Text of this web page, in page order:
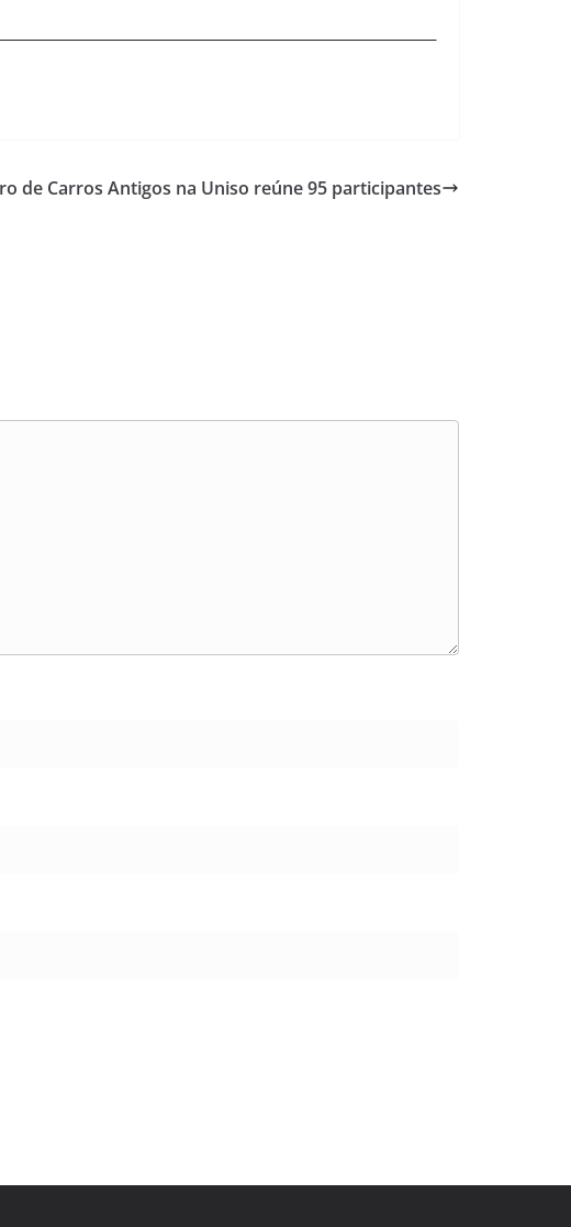
de Carros Antigos na Uniso reúne 95 participantes